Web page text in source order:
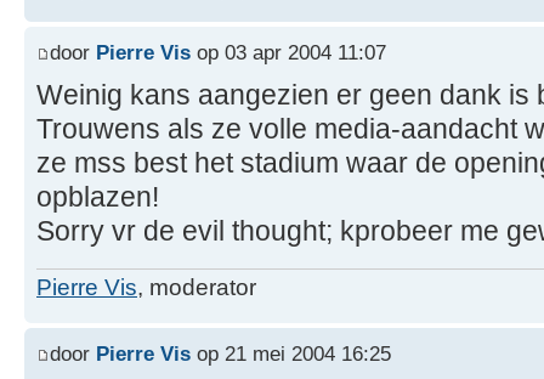
door Pierre Vis op 03 apr 2004 11:07
Weinig kans aangezien er geen dank is
Trouwens als ze volle media-aandacht
ze mss best het stadium waar de
opblazen!
Sorry vr de evil thought; kprobeer me
Pierre Vis, moderator
door Pierre Vis op 21 mei 2004 16:25